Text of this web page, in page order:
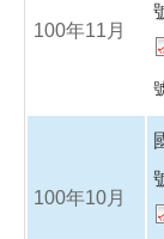
100年11月
100年10月